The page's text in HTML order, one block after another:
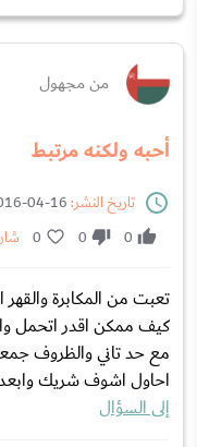
من مجهول
أحبه ولكنه مرتبط
تاريخ النشر:
0
0
0
تعبت من المكابرة
كيف ممكن اقدر اتحمل
مع حد تاني والظروف
احاول اشوف شريك
إلى السؤال